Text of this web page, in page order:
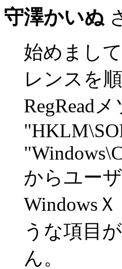
守澤かいぬ
始めまし
レンスを
RegRead
からユー
Windows
うな項目
ん。